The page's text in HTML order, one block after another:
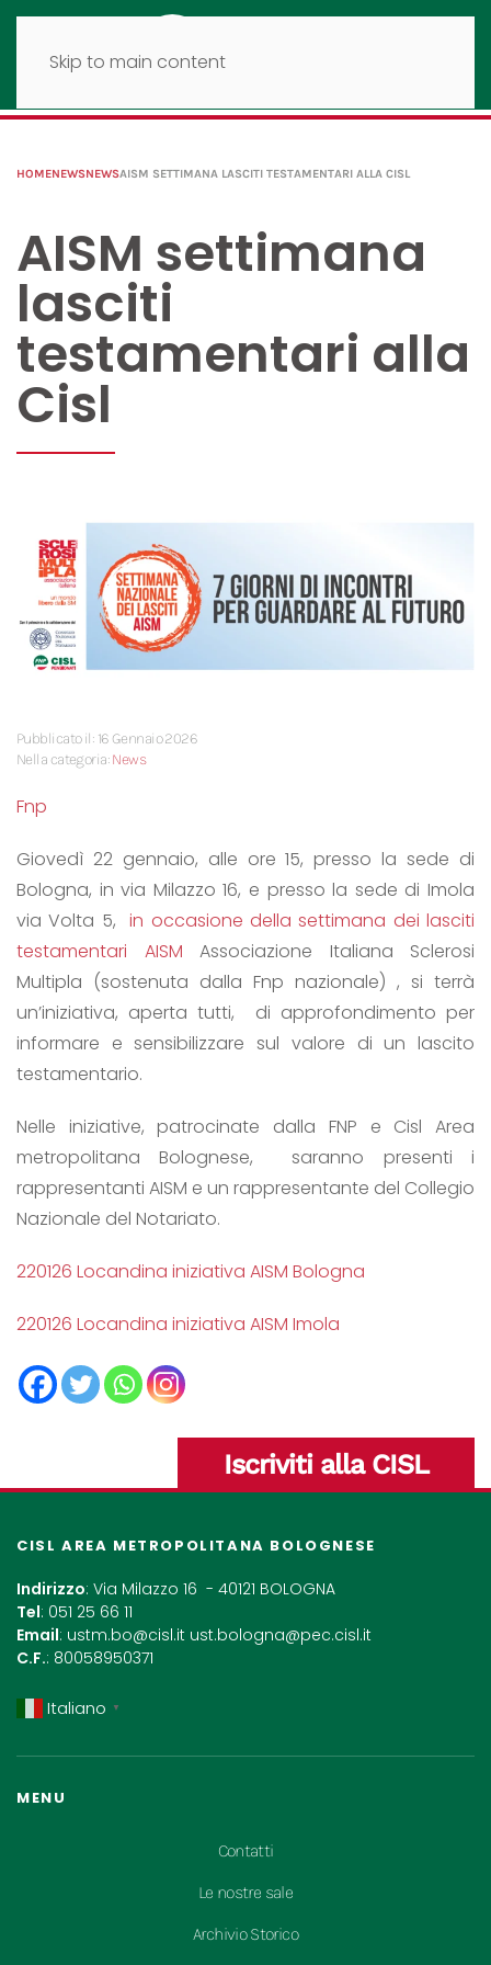
Skip to main content
HOMENEWSNEWSAISM SETTIMANA LASCITI TESTAMENTARI ALLA CISL
AISM settimana
lasciti
testamentari alla
Cisl
Pubblicato il: 16 Gennaio 2026
Nella categoria:News
Fnp
Giovedì 22 gennaio, alle ore 15, presso la sede di
Bologna, in via Milazzo 16, e presso la sede di Imola
via Volta 5,in occasione della settimana dei lasciti
testamentari AISM Associazione Italiana Sclerosi
Multipla (sostenuta dalla Fnp nazionale) , si terrà
un’iniziativa, aperta tutti, di approfondimento per
informare e sensibilizzare sul valore di un lascito
testamentario.
Nelle iniziative, patrocinate dalla FNP e Cisl Area
metropolitana Bolognese, saranno presenti i
rappresentanti AISM e un rappresentante del Collegio
Nazionale del Notariato.
220126 Locandina iniziativa AISM Bologna
220126 Locandina iniziativa AISM Imola
Iscriviti alla CISL
CISL AREA METROPOLITANA BOLOGNESE
Indirizzo: Via Milazzo 16 - 40121 BOLOGNA
Tel: 051 25 66 11
Email: ustm.bo@cisl.it ust.bologna@pec.cisl.it
C.F.: 80058950371
Italiano ▼
MENU
Contatti
Le nostre sale
Archivio Storico